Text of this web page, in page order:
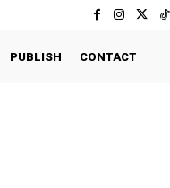
PUBLISH CONTACT